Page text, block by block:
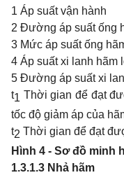
1 Áp suất vận hành
2 Đường áp suất ống
3 Mức áp suất ống
4 Áp suất xi lanh hãm
5 Đường áp suất xi
t1 Thời gian để đạt
tốc độ giảm áp của
t2 Thời gian để đạt
Hình 4 - Sơ đồ minh
1.3.1.3 Nhả hãm